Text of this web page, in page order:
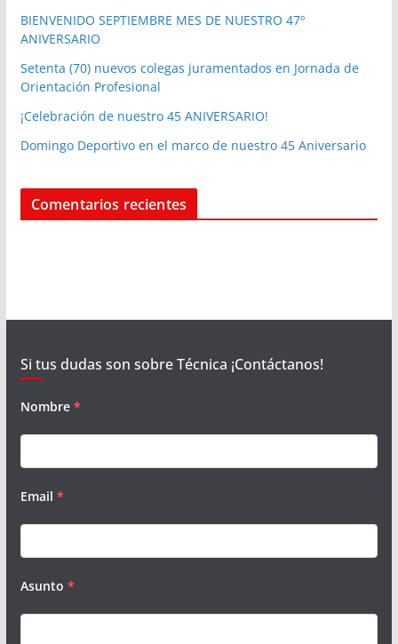
BIENVENIDO SEPTIEMBRE MES DE NUESTRO 47º
ANIVERSARIO
Setenta (70) nuevos colegas juramentados en Jornada de
Orientación Profesional
¡Celebración de nuestro 45 ANIVERSARIO!
Domingo Deportivo en el marco de nuestro 45 Aniversario
Comentarios recientes
Si tus dudas son sobre Técnica ¡Contáctanos!
Nombre *
Email *
Asunto *